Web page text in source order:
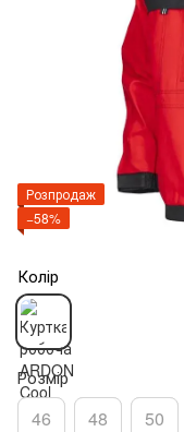
Розпродаж
−58%
Колір
Розмір
46 48 50